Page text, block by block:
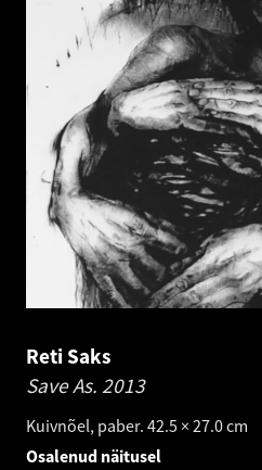
Reti Saks
Save As. 2013
Kuivnõel, paber. 42.5 × 27.0 cm
Osalenud näitusel